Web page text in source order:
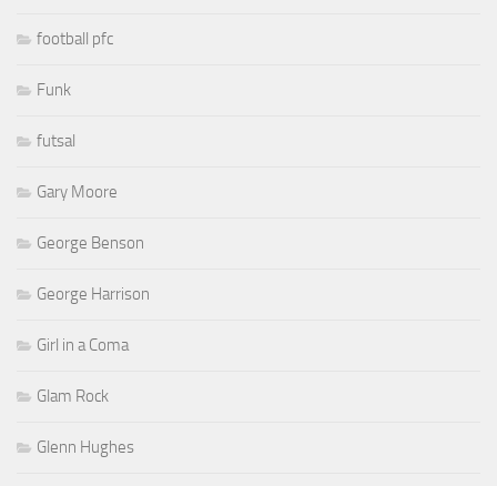
football pfc
Funk
futsal
Gary Moore
George Benson
George Harrison
Girl in a Coma
Glam Rock
Glenn Hughes